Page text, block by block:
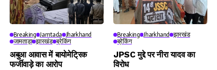
Breaking Jamtada Jharkhand
जामताड़ा झारखंड ब्रेकिंग
अबुआ आवास में बायोमेट्रिक
फर्जीवाड़े का आरोप
Breaking Jharkhand
झारखंड
ब्रेकिंग
JPSC मुद्दे पर नीरा यादव का
विरोध